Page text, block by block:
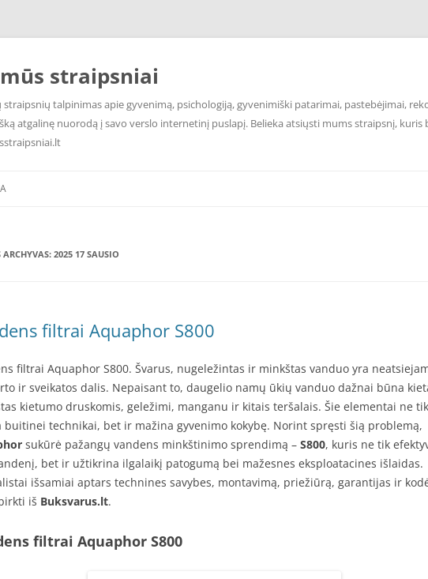
straipsniai
straipsnių talpinimas apie gyvenimą, psichologiją, gyvenimiški patarimai, pastebėjimai,
atgalinę nuorodą į savo verslo internetinį puslapį. Belieka atsiųsti mums straipsnį,
ARCHYVAS: 2025 17 SAUSIO
filtrai Aquaphor S800
filtrai Aquaphor S800. Švarus, nugeležintas ir minkštas vanduo yra
ir sveikatos dalis. Nepaisant to, daugelio namų ūkių vanduo dažnai būna
kietumo druskomis, geležimi, manganu ir kitais teršalais. Šie elementai ne tik
buitinei technikai, bet ir mažina gyvenimo kokybę. Norint spręsti šią problemą,
sukūrė pažangų vandens minkštinimo sprendimą – S800, kuris ne tik
bet ir užtikrina ilgalaikį patogumą bei mažesnes eksploatacines išlaidas.
išsamiai aptars technines savybes, montavimą, priežiūrą, garantijas ir
iš Buksvarus.lt.
filtrai Aquaphor S800